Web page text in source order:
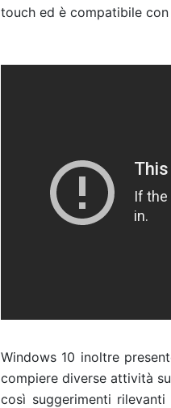
touch ed è compatibile
Windows 10 inoltre
compiere diverse attività
così suggerimenti